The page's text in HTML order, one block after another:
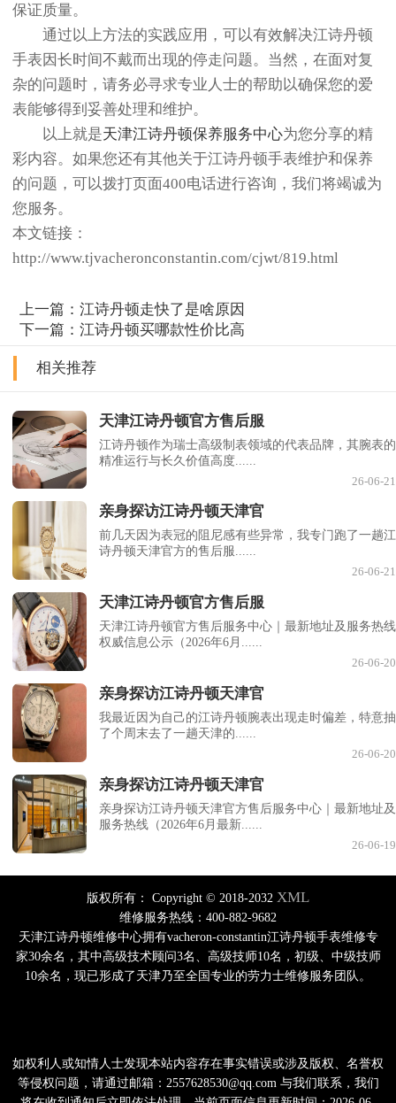
保证质量。
通过以上方法的实践应用，可以有效解决江诗丹顿
手表因长时间不戴而出现的停走问题。当然，在面对复
杂的问题时，请务必寻求专业人士的帮助以确保您的爱
表能够得到妥善处理和维护。
以上就是天津江诗丹顿保养服务中心为您分享的精
彩内容。如果您还有其他关于江诗丹顿手表维护和保养
的问题，可以拨打页面400电话进行咨询，我们将竭诚为
您服务。
本文链接：
http://www.tjvacheronconstantin.com/cjwt/819.html
上一篇：江诗丹顿走快了是啥原因
下一篇：江诗丹顿买哪款性价比高
相关推荐
天津江诗丹顿官方售后服
江诗丹顿作为瑞士高级制表领域的代表品牌，其腕表的
精准运行与长久价值高度......
26-06-21
亲身探访江诗丹顿天津官
前几天因为表冠的阻尼感有些异常，我专门跑了一趟江
诗丹顿天津官方的售后服......
26-06-21
天津江诗丹顿官方售后服
天津江诗丹顿官方售后服务中心｜最新地址及服务热线
权威信息公示（2026年6月......
26-06-20
亲身探访江诗丹顿天津官
我最近因为自己的江诗丹顿腕表出现走时偏差，特意抽
了个周末去了一趟天津的......
26-06-20
亲身探访江诗丹顿天津官
亲身探访江诗丹顿天津官方售后服务中心｜最新地址及
服务热线（2026年6月最新......
26-06-19
版权所有： Copyright © 2018-2032 XML
维修服务热线：400-882-9682
天津江诗丹顿维修中心拥有vacheron-constantin江诗丹顿手表维修专
家30余名，其中高级技术顾问3名、高级技师10名，初级、中级技师
10余名，现已形成了天津乃至全国专业的劳力士维修服务团队。
如权利人或知情人士发现本站内容存在事实错误或涉及版权、名誉权
等侵权问题，请通过邮箱：2557628530@qq.com 与我们联系，我们